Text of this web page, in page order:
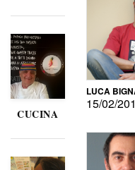
CUCINA
LUCA
15/02/